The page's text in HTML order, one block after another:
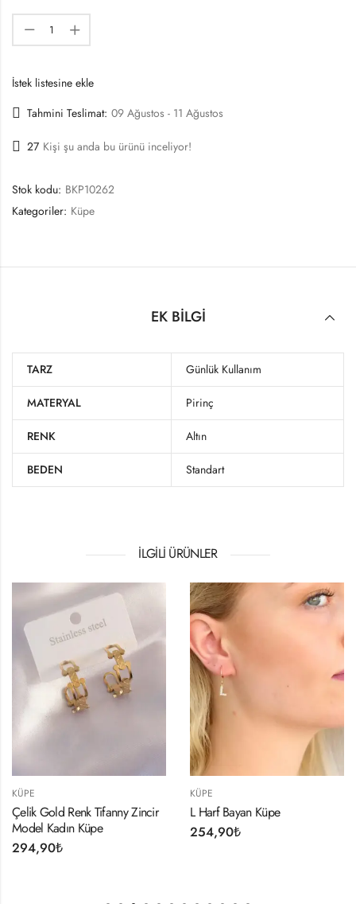
İstek listesine ekle
Tahmini Teslimat: 09 Ağustos - 11 Ağustos
27 Kişi şu anda bu ürünü inceliyor!
Stok kodu: BKP10262
Kategoriler: Küpe
EK BILGI
TARZ Günlük Kullanım
MATERYAL Pirinç
RENK Altın
BEDEN Standart
İLGILI ÜRÜNLER
KÜPE
Çelik Gold Renk Tifanny Zincir
Model Kadın Küpe
294,90₺
KÜPE
L Harf Bayan Küpe
254,90₺